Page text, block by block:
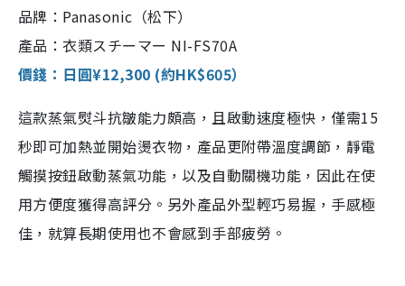
品牌：Panasonic（松下）
產品：衣類スチーマー NI-FS70A
價錢：日圓¥12,300 (約HK$605）
這款蒸氣熨斗抗皺能力頗高，且啟動速度極快，僅需15
秒即可加熱並開始燙衣物，產品更附帶溫度調節，靜電
觸摸按鈕啟動蒸氣功能，以及自動關機功能，因此在使
用方便度獲得高評分。另外產品外型輕巧易握，手感極
佳，就算長期使用也不會感到手部疲勞。